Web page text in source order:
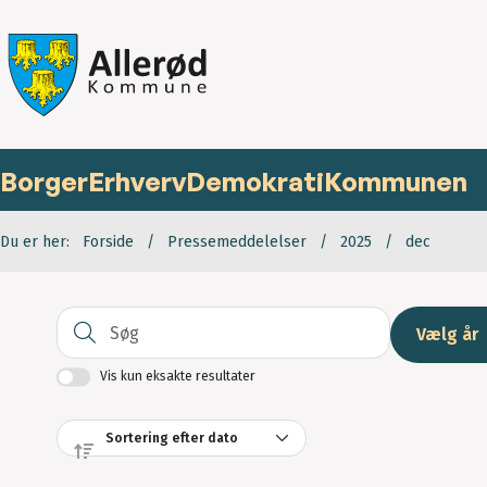
BorgerErhvervDemokratiKommunen
Du er her: Forside Pressemeddelelser 2025 dec
Søg
Vis kun eksakte resultater
Vælg år